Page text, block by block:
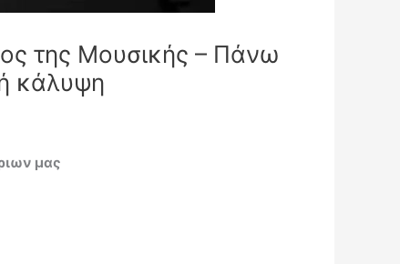
της Μουσικής – Πάνω
κάλυψη
μας